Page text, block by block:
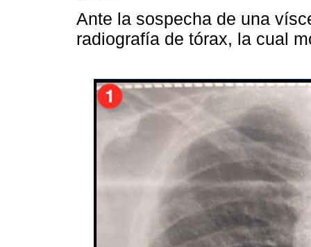
Ante la sospecha de una
radiografía de tórax, la cual